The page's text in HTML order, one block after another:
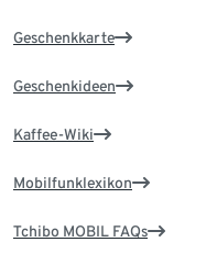
Geschenkkarte
Geschenkideen
Kaffee-Wiki
Mobilfunklexikon
Tchibo MOBIL FAQs